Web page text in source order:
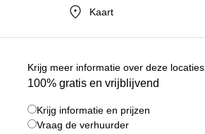
Kaart
Krijg meer informatie over deze locaties
100% gratis en vrijblijvend
Krijg informatie en prijzen
Vraag de verhuurder